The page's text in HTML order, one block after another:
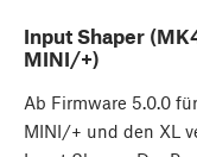
Input Shaper
MINI/+)
Ab Firmware 5.0.0
MINI/+ und den XL